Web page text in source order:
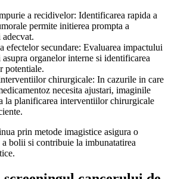
a recidivelor: Identificarea rapida a
permite initierea prompta a
efectelor secundare: Evaluarea impactului
organelor interne si identificarea
potentiale.
chirurgicale: In cazurile in care
necesita ajustari, imaginile
la planificarea interventiilor chirurgicale
prin metode imagistice asigura o
a bolii si contribuie la imbunatatirea